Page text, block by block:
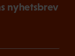
nyhetsbrev